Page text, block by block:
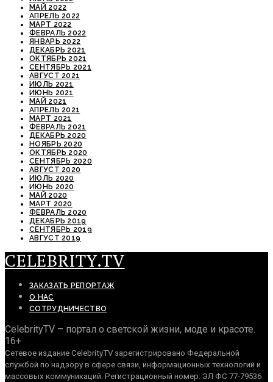
МАЙ 2022
АПРЕЛЬ 2022
МАРТ 2022
ФЕВРАЛЬ 2022
ЯНВАРЬ 2022
ДЕКАБРЬ 2021
ОКТЯБРЬ 2021
СЕНТЯБРЬ 2021
АВГУСТ 2021
ИЮЛЬ 2021
ИЮНЬ 2021
МАЙ 2021
АПРЕЛЬ 2021
МАРТ 2021
ФЕВРАЛЬ 2021
ДЕКАБРЬ 2020
НОЯБРЬ 2020
ОКТЯБРЬ 2020
СЕНТЯБРЬ 2020
АВГУСТ 2020
ИЮЛЬ 2020
ИЮНЬ 2020
МАЙ 2020
МАРТ 2020
ФЕВРАЛЬ 2020
ДЕКАБРЬ 2019
СЕНТЯБРЬ 2019
АВГУСТ 2019
CELEBRITY.TV
ЗАКАЗАТЬ РЕПОРТАЖ
О НАС
СОТРУДНИЧЕСТВО
CelebrityTV – портал о светской жизни, моде и красоте.
16+
Сетевое издание CelebrityTV зарегистрировано Федеральной
службой по надзору в сфере связи, информационных технологий и
массовых коммуникаций. Регистрационный номер: ЭЛ ФС 77-79536